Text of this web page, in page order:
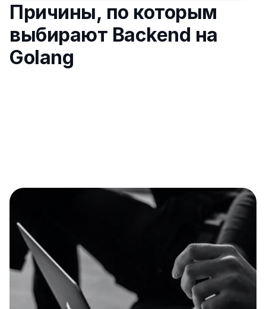
Причины, по которым
выбирают Backend на
Golang